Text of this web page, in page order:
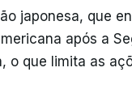
japonesa, que
após a
o que limita as